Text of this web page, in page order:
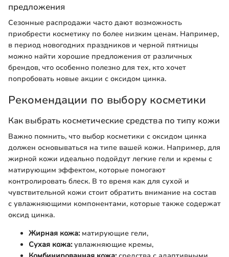
предложения
Сезонные распродажи часто дают возможность
приобрести косметику по более низким ценам. Например,
в период новогодних праздников и черной пятницы
можно найти хорошие предложения от различных
брендов, что особенно полезно для тех, кто хочет
попробовать новые акции с оксидом цинка.
Рекомендации по выбору косметики
Как выбрать косметические средства по типу кожи
Важно помнить, что выбор косметики с оксидом цинка
должен основываться на типе вашей кожи. Например, для
жирной кожи идеально подойдут легкие гели и кремы с
матирующим эффектом, которые помогают
контролировать блеск. В то время как для сухой и
чувствительной кожи стоит обратить внимание на состав
с увлажняющими компонентами, которые также содержат
оксид цинка.
Жирная кожа:матирующие гели,
Сухая кожа:увлажняющие кремы,